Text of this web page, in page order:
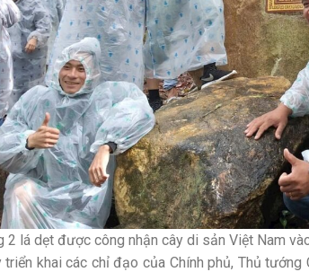
công nhận cây di sản Việt Nam vào
khai các chỉ đạo của Chính phủ, Thủ